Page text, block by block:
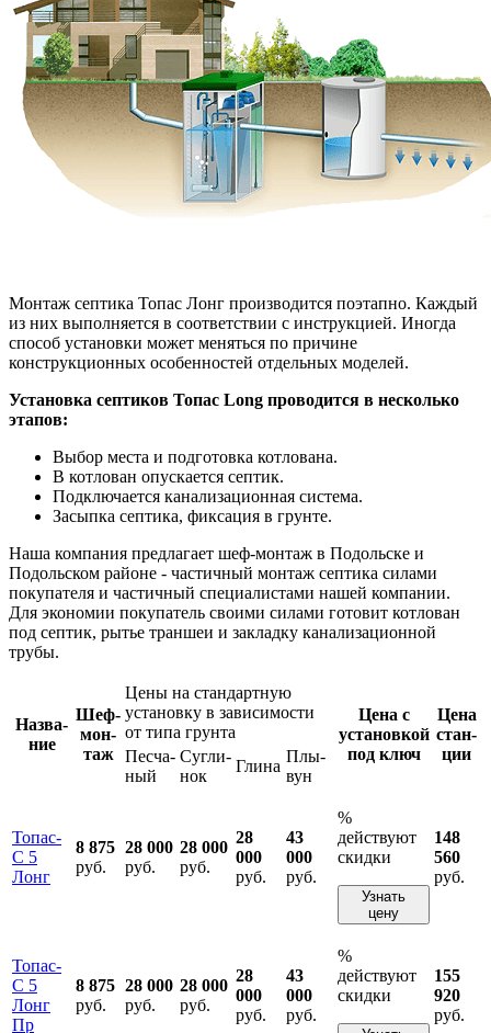
Монтаж септика Топас Лонг производится поэтапно. Каждый
из них выполняется в соответствии с инструкцией. Иногда
способ установки может меняться по причине
конструкционных особенностей отдельных моделей.
Установка септиков Топас Long проводится в несколько
этапов:
Выбор места и подготовка котлована.
В котлован опускается септик.
Подключается канализационная система.
Засыпка септика, фиксация в грунте.
Наша компания предлагает шеф-монтаж в Подольске и
Подольском районе - частичный монтаж септика силами
покупателя и частичный специалистами нашей компании.
Для экономии покупатель своими силами готовит котлован
под септик, рытье траншеи и закладку канализационной
трубы.
Назва­
ние
Шеф-
мон­
таж
Цены на стандартную
установку в зависимости
от типа грунта
Цена с
устано­вкой
под ключ
Цена
стан­
ции
Песча­
ный
Сугли­
нок
Глина
Плы­
вун
Топас-
С 5
Лонг
8 875
руб.
28 000
руб.
28 000
руб.
28
000
руб.
43
000
руб.
%
действуют
скидки
Узнать
цену
148
560
руб.
Топас-
С 5
Лонг
Пр
8 875
руб.
28 000
руб.
28 000
руб.
28
000
руб.
43
000
руб.
%
действуют
скидки
155
920
руб.